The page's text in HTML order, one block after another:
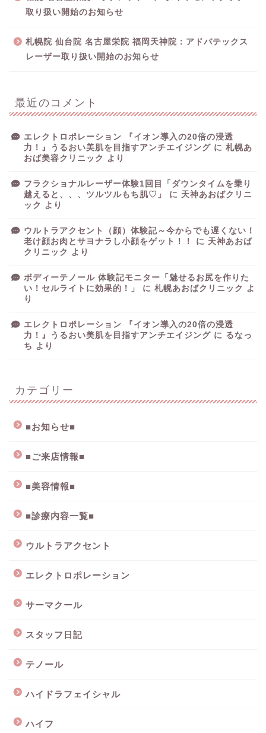
取り扱い開始のお知らせ
札幌院 仙台院 名古屋栄院 福岡天神院：アドバテックス
レーザー取り扱い開始のお知らせ
最近のコメント
エレクトロポレーション 『イオン導入の20倍の浸透
力！』うるおい美肌を目指すアンチエイジング に 札幌あ
おば美容クリニック より
フラクショナルレーザー体験1回目「ダウンタイムを乗り
越えると、、、ツルツルもち肌♡」
に 天神あおばクリニ
ック より
ウルトラアクセント（顔）体験記～今からでも遅くない！
老け顔お肉とサヨナラし小顔をゲット！！
に 天神あおば
クリニック より
ボディーテノール 体験記モニター「魅せるお尻を作りた
い！セルライトに効果的！」
に 札幌あおばクリニック よ
り
エレクトロポレーション 『イオン導入の20倍の浸透
力！』うるおい美肌を目指すアンチエイジング に るなっ
ち より
カテゴリー
■お知らせ■
■ご来店情報■
■美容情報■
■診療内容一覧■
ウルトラアクセント
エレクトロポレーション
サーマクール
スタッフ日記
テノール
ハイドラフェイシャル
ハイフ